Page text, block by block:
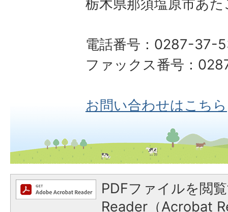
栃木県那須塩原市あ
電話番号：0287-37-
ファックス番号：
お問い合わせはこちら
PDFファイルを閲
Reader（Acrobat